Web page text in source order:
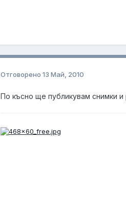
Отговорено 13 Май, 2010
По късно ще публикувам снимки и